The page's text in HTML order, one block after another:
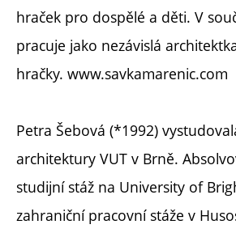
hraček pro dospělé a děti. V
pracuje jako nezávislá
hračky. www.savkamarenic.com
Petra Šebová (*1992)
architektury VUT v Brně.
studijní stáž na University of
zahraniční pracovní stáže v